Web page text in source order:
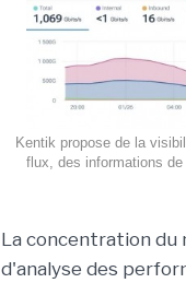
Kentik propose de la
flux, des informations
La concentration du
d'analyse des